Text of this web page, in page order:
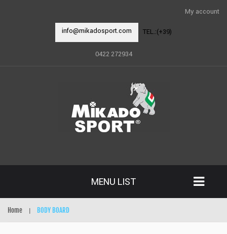
My account
info@mikadosport.com TEL.:(+39)
0422 272934
MENU LIST
Home BODY BOARD